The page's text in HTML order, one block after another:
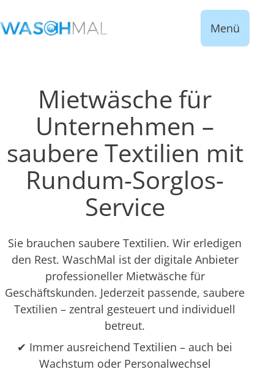
Menü
Mietwäsche für
Unternehmen –
saubere Textilien mit
Rundum-Sorglos-
Service
Sie brauchen saubere Textilien. Wir erledigen
den Rest. WaschMal ist der digitale Anbieter
professioneller Mietwäsche für
Geschäftskunden. Jederzeit passende, saubere
Textilien – zentral gesteuert und individuell
betreut.
✔ Immer ausreichend Textilien – auch bei
Wachstum oder Personalwechsel